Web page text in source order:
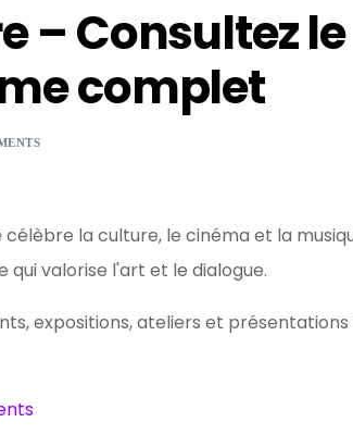
– Consultez le
complet
célèbre la culture, le cinéma et la
valorise l'art et le dialogue.
expositions, ateliers et